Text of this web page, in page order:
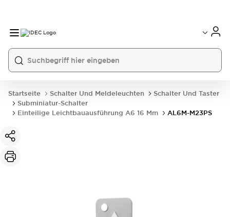
Startseite Schalter Und Meldeleuchten
Schalter Und Taster
Subminiatur-Schalter
Einteilige Leichtbauausführung A6 16 Mm
AL6M-M23PS